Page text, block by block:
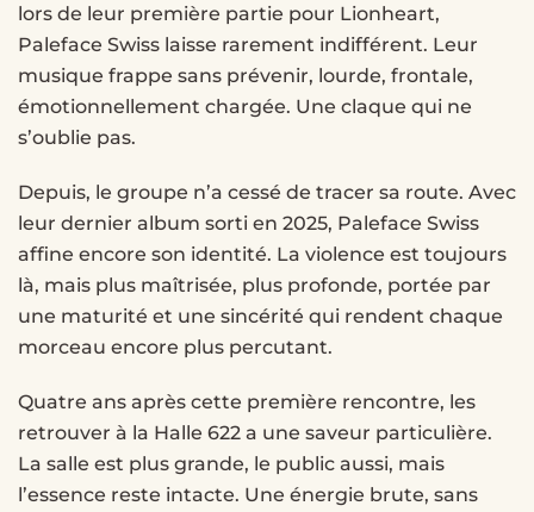
lors de leur première partie pour Lionheart,
Paleface Swiss laisse rarement indifférent. Leur
musique frappe sans prévenir, lourde, frontale,
émotionnellement chargée. Une claque qui ne
s’oublie pas.
Depuis, le groupe n’a cessé de tracer sa route. Avec
leur dernier album sorti en 2025, Paleface Swiss
affine encore son identité. La violence est toujours
là, mais plus maîtrisée, plus profonde, portée par
une maturité et une sincérité qui rendent chaque
morceau encore plus percutant.
Quatre ans après cette première rencontre, les
retrouver à la Halle 622 a une saveur particulière.
La salle est plus grande, le public aussi, mais
l’essence reste intacte. Une énergie brute, sans